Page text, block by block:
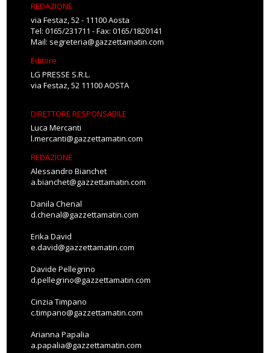
REDAZIONE
via Festaz, 52 - 11100 Aosta
Tel: 0165/231711 - Fax: 0165/1820141
Mail: segreteria@gazzettamatin.com
Editore
LG PRESSE S.R.L.
via Festaz, 52 11100 AOSTA
DIRETTORE RESPONSABILE
Luca Mercanti
l.mercanti@gazzettamatin.com
REDAZIONE
Alessandro Bianchet
a.bianchet@gazzettamatin.com
Danila Chenal
d.chenal@gazzettamatin.com
Erika David
e.david@gazzettamatin.com
Davide Pellegrino
d.pellegrino@gazzettamatin.com
Cinzia Timpano
c.timpano@gazzettamatin.com
Arianna Papalia
a.papalia@gazzettamatin.com